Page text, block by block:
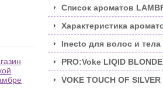
Список ароматов
Характеристика
Inecto для волос и тела
PRO:Voke LIQID BLONDE
VOKE TOUCH OF SILVER